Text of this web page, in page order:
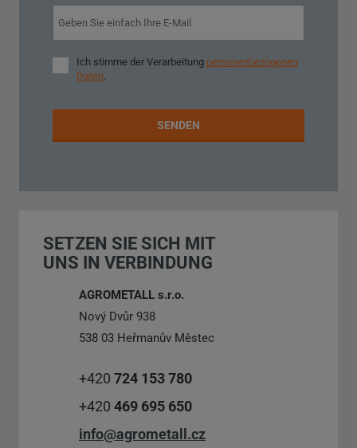
stimme
Verarbeitungpersonenbezogenen
Ich stimme der Verarbeitung personenbezogenen
Daten.
SENDEN
Formular
nicht
gesendet
werden
SETZEN SIE SICH MIT
UNS IN VERBINDUNG
AGROMETALL s.r.o.
Nový Dvůr 938
538 03 Heřmanův Městec
+420 724 153 780
+420 469 695 650
info@agrometall.cz